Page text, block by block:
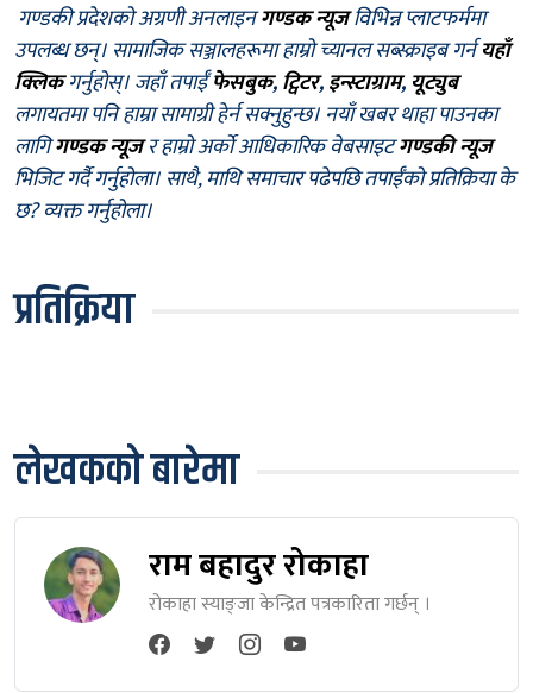
गण्डकी प्रदेशको अग्रणी अनलाइनगण्डक न्यूजविभिन्न प्लाटफर्ममा
उपलब्ध छन्। सामाजिक सञ्जालहरूमा हाम्रो च्यानल सब्स्क्राइब गर्नयहाँ
क्लिकगर्नुहोस्। जहाँ तपाईँफेसबुक,ट्विटर,इन्स्टाग्राम, यूट्युब
लगायतमा पनि हाम्रा सामाग्री हेर्न सक्नुहुन्छ। नयाँ खबर थाहा पाउनका
लागिगण्डक न्यूजर हाम्रो अर्को आधिकारिक वेबसाइटगण्डकी न्यूज
भिजिट गर्दै गर्नुहोला। साथै, माथि समाचार पढेपछि तपाईँको प्रतिक्रिया के
छ? व्यक्त गर्नुहोला।
प्रतिक्रिया
लेखकको बारेमा
राम बहादुर रोकाहा
रोकाहा स्याङ्जा केन्द्रित पत्रकारिता गर्छन् ।